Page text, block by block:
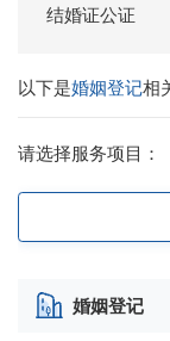
结婚证公证
以下是婚姻登记相
请选择服务项目：
婚姻登记